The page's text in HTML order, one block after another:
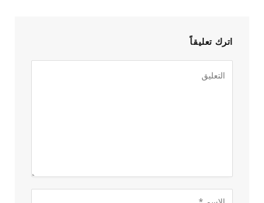
اترك تعليقاً